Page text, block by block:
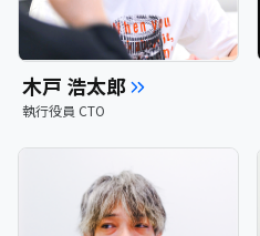
木戸 浩太郎
執行役員 CTO